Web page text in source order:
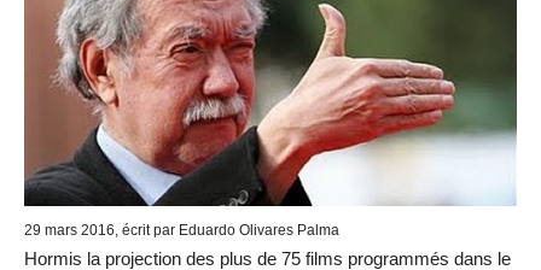
29 mars 2016, écrit par Eduardo Olivares Palma
Hormis la projection des plus de 75 films programmés dans le